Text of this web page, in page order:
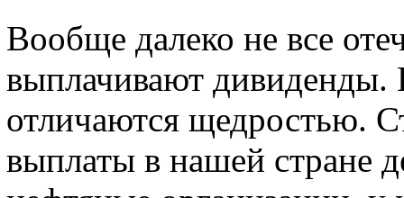
Вообще далеко не все
выплачивают дивиденды.
отличаются щедростью.
выплаты в нашей стране